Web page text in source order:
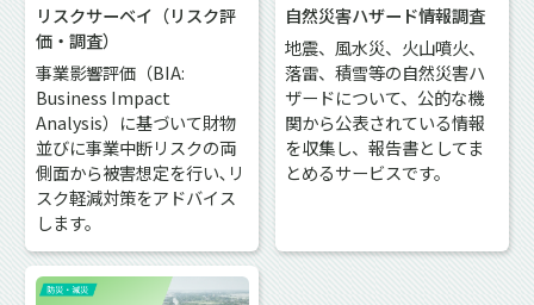
リスクサーベイ（リスク評
価・調査）
事業影響評価（BIA:
Business Impact
Analysis）に基づいて財物
並びに事業中断リスクの両
側面から被害想定を行い､リ
スク軽減対策をアドバイス
します。
自然災害ハザード情報調査
地震、風水災、火山噴火、
落雷、積雪等の自然災害ハ
ザードについて、公的な機
関から公表されている情報
を収集し、報告書としてま
とめるサービスです。